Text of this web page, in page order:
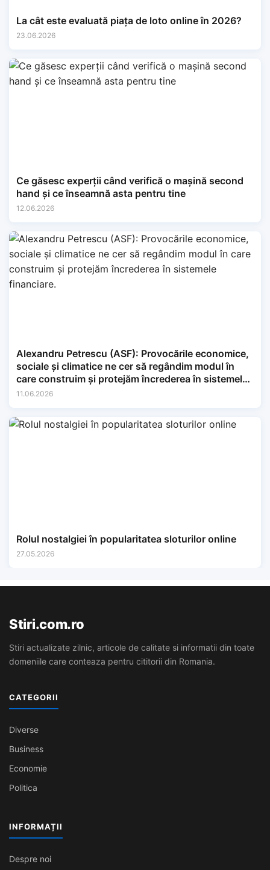
La cât este evaluată piața de loto online în 2026?
23.06.2026
Ce găsesc experții când verifică o mașină second
hand și ce înseamnă asta pentru tine
12.06.2026
Alexandru Petrescu (ASF): Provocările economice,
sociale și climatice ne cer să regândim modul în
care construim și protejăm încrederea în sistemele
financiare.
11.06.2026
Rolul nostalgiei în popularitatea sloturilor online
27.05.2026
Stiri.com.ro
Stiri actualizate zilnic, articole de calitate si informatii din toate
domeniile care conteaza pentru cititorii din Romania.
CATEGORII
Diverse
Business
Economie
Politica
INFORMAȚII
Despre noi